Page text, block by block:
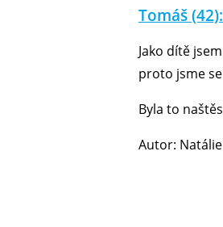
Tomáš
Jako dítě
proto jsme
Byla to
Autor: